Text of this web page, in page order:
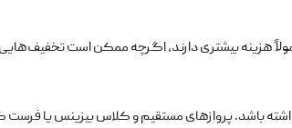
هزینه بیشتری دارند، اگرچه ممکن است
باشد. پروازهای مستقیم و کلاس بیزینس یا